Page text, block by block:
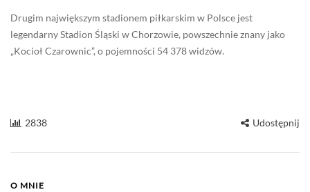
Drugim największym stadionem piłkarskim w Polsce jest
legendarny Stadion Śląski w Chorzowie, powszechnie znany jako
„Kocioł Czarownic”, o pojemności 54 378 widzów.
2838 Udostępnij
O MNIE